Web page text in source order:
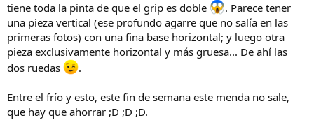
tiene toda la pinta de que el grip es doble
. Parece tener
una pieza vertical (ese profundo agarre que no salía en las
primeras fotos) con una fina base horizontal; y luego otra
pieza exclusivamente horizontal y más gruesa... De ahí las
dos ruedas
.
Entre el frío y esto, este fin de semana este menda no sale,
que hay que ahorrar ;D ;D ;D.